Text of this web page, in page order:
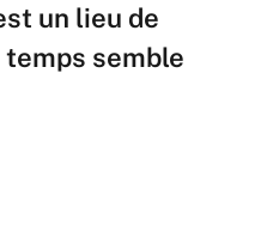
un lieu de
semble